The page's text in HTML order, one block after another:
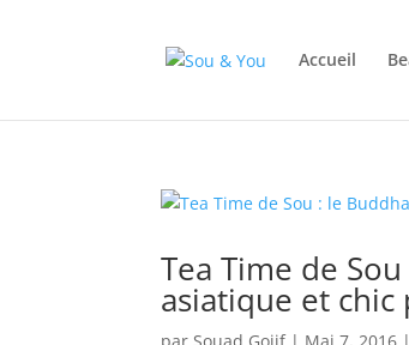
Accueil
Tea Time de
asiatique et